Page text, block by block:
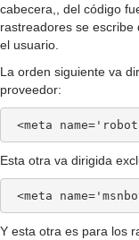
cabecera,, del código
rastreadores se
el usuario.
La orden siguiente va
proveedor:
<meta
Esta otra va dirigida
<meta
Y esta otra es para los